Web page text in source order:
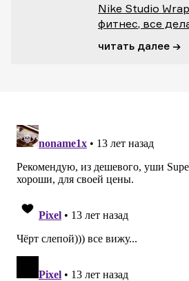
Nike Studio
фитнес, все
читать далее →